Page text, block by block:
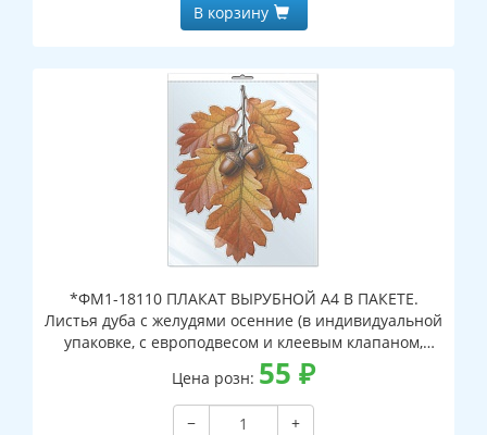
В корзину
*ФМ1-18110 ПЛАКАТ ВЫРУБНОЙ А4 В ПАКЕТЕ.
Листья дуба с желудями осенние (в индивидуальной
упаковке, с европодвесом и клеевым клапаном,
двухсторонний, ВД-лак)
Цена розн: 55 ₽
−
+